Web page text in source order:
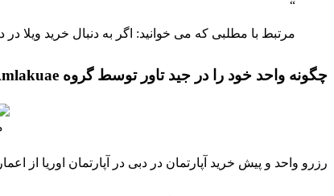
مرتبط با مطلبی که می خوانید: اگر به دنبال خرید ویلا
چگونه واحد خود را در جید تاور توسط گروه Amlakuae رزرو کنید
رزرو واحد و پیش خرید آپارتمان در دبی در آپارتمان اوریا از